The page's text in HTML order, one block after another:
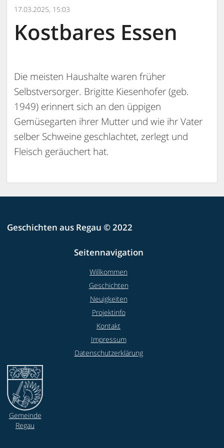
17.03.2025, 15:03
Kostbares Essen
Die meisten Haushalte waren früher
Selbstversorger. Brigitte Kiesenhofer (geb.
1949) erinnert sich an den üppigen
Gemüsegarten ihrer Mutter und wie ihr Vater
selber Schweine geschlachtet, zerlegt und
Fleisch geräuchert hat.
Geschichten aus Regau © 2022
Seitennavigation
Willkommen
Geschichten
Neuigkeiten
Projektinfo
Kontakt
Impressum
Datenschutzerklärung
Gemeinde
Regau